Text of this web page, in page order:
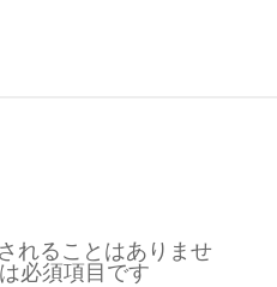
れることはありませ
必須項目です